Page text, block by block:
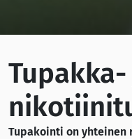
Tupakointi on